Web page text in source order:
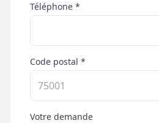
Téléphone *
Code postal *
Votre demande